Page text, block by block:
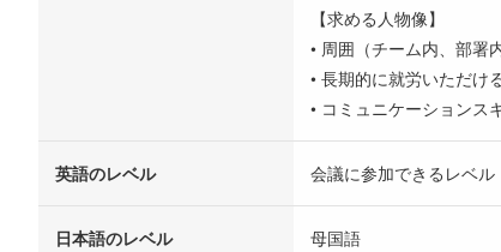
【求める人物像】
• 周囲（チーム内、部署
• 長期的に就労いただけ
• コミュニケーションス
英語のレベル 会議に参加できるレベル
日本語のレベル 母国語